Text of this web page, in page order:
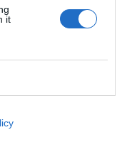
it